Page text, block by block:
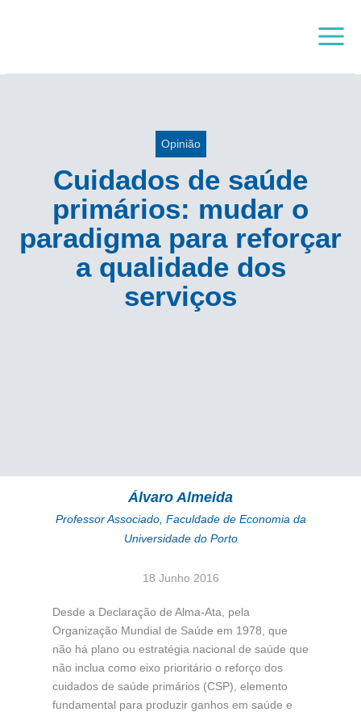
Menu
Opinião
Cuidados de saúde
primários: mudar o
paradigma para reforçar
a qualidade dos
serviços
Álvaro Almeida
Professor Associado, Faculdade de Economia da
Universidade do Porto
18 Junho 2016
Desde a Declaração de Alma-Ata, pela
Organização Mundial de Saúde em 1978, que
não há plano ou estratégia nacional de saúde que
não inclua como eixo prioritário o reforço dos
cuidados de saúde primários (CSP), elemento
fundamental para produzir ganhos em saúde e